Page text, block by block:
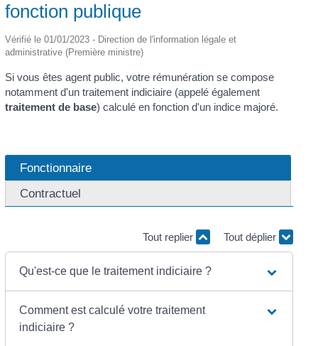
fonction publique
Vérifié le 01/01/2023 - Direction de l'information légale et
administrative (Première ministre)
Si vous êtes agent public, votre rémunération se compose
notamment d'un traitement indiciaire (appelé également
traitement de base) calculé en fonction d'un indice majoré.
Fonctionnaire
Contractuel
Tout replier Tout déplier
Qu'est-ce que le traitement indiciaire ?
Comment est calculé votre traitement
indiciaire ?